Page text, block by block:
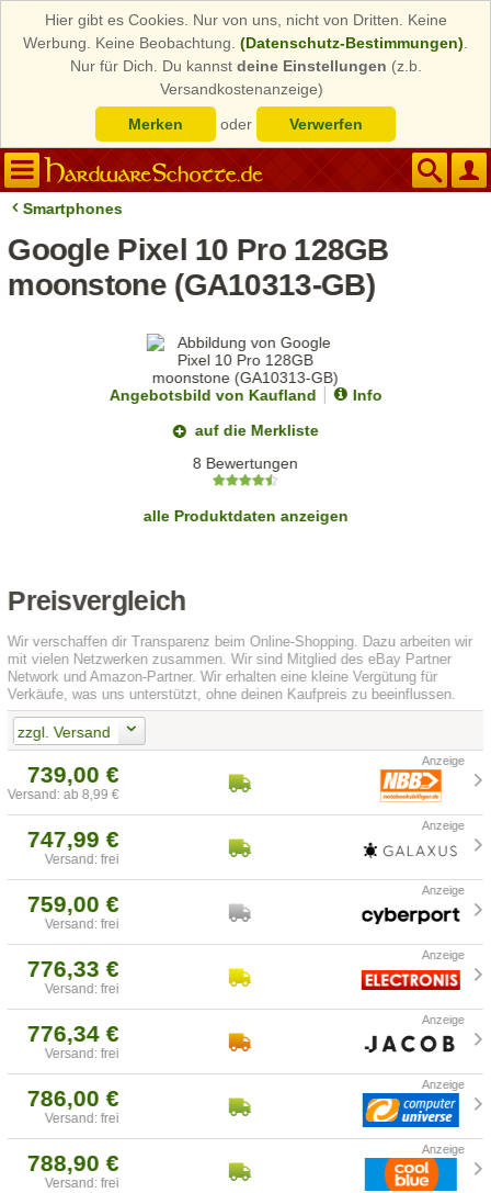
Hier gibt es Cookies. Nur von uns, nicht von Dritten. Keine
Werbung. Keine Beobachtung. (Datenschutz-Bestimmungen)
Nur für Dich. Du kannst deine Einstellungen (z.b.
Versandkostenanzeige)
Merken
oder Verwerfen
Smartphones
Google Pixel 10 Pro 128GB
moonstone (GA10313-GB)
Angebotsbild von Kaufland
Info
auf die Merkliste
8 Bewertungen
alle Produktdaten anzeigen
Preisvergleich
Wir verschaffen dir Transparenz beim Online-Shopping. Dazu arbeiten wir
mit vielen Netzwerken zusammen. Wir sind Mitglied des eBay Partner
Network und Amazon-Partner. Wir erhalten eine kleine Vergütung für
Verkäufe, was uns unterstützt, ohne deinen Kaufpreis zu beeinflussen.
zzgl. Versand
739,00 €
Versand: ab 8,99 €
747,99 €
Versand: frei
759,00 €
Versand: frei
776,33 €
Versand: frei
776,34 €
Versand: frei
786,00 €
Versand: frei
788,90 €
Versand: frei